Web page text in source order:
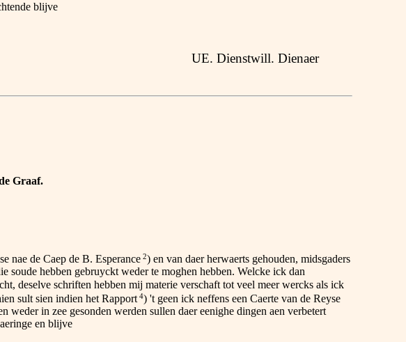
blijve
UE. Dienstwill. Dienaer
Graaf.
nae de Caep de B. Esperance2) en van daer herwaerts gehouden, midsgaders
soude hebben gebruyckt weder te moghen hebben. Welcke ick dan
deselve schriften hebben mij materie verschaft tot veel meer wercks als ick
sult sien indien het Rapport4) 't geen ick neffens een Caerte van de Reyse
in zee gesonden werden sullen daer eenighe dingen aen verbetert
en blijve